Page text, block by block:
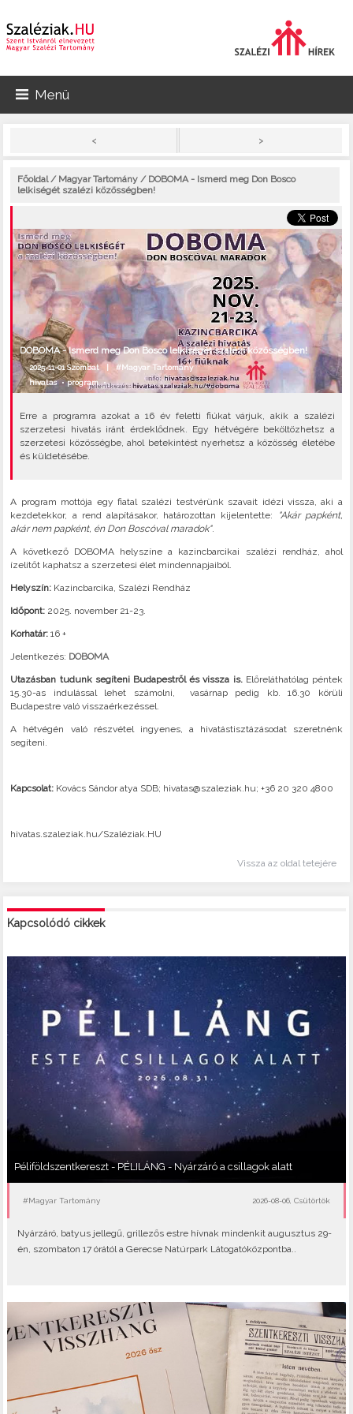
Menü
< >
Főoldal/ Magyar Tartomány / DOBOMA - Ismerd meg Don Bosco
lelkiségét szalézi közösségben!
DOBOMA - Ismerd meg Don Bosco lelkiségét szalézi közösségben!
2025-11-01 Szombat |#Magyar Tartomány
hivatas•program •
Erre a programra azokat a 16 év feletti fiúkat várjuk, akik a szalézi
szerzetesi hivatás iránt érdeklődnek. Egy hétvégére beköltözhetsz a
szerzetesi közösségbe, ahol betekintést nyerhetsz a közösség életébe
és küldetésébe.
A program mottója egy fiatal szalézi testvérünk szavait idézi vissza, aki a
kezdetekkor, a rend alapításakor, határozottan kijelentette:
"Akár papként,
akár nem papként, én Don Boscóval maradok".
A következő DOBOMA helyszíne a kazincbarcikai szalézi rendház, ahol
ízelítőt kaphatsz a szerzetesi élet mindennapjaiból.
Helyszín: Kazincbarcika, Szalézi Rendház
Időpont: 2025. november 21-23.
Korhatár: 16 +
Jelentkezés: DOBOMA
Utazásban tudunk segíteni Budapestről és vissza is.Előreláthatólag péntek
15.30-as indulással lehet számolni, vasárnap pedig kb. 16.30 körüli
Budapestre való visszaérkezéssel.
A hétvégén való részvétel ingyenes, a hivatástisztázásodat szeretnénk
segíteni.
Kapcsolat: Kovács Sándor atya SDB; hivatas@szaleziak.hu; +36 20 320 4800
hivatas.szaleziak.hu/Szaléziak.HU
Vissza az oldal tetejére
Kapcsolódó cikkek
Péliföldszentkereszt - PÉLILÁNG - Nyárzáró a csillagok alatt
#Magyar Tartomány 2026-08-06, Csütörtök
Nyárzáró, batyus jellegű, grillezős estre hívnak mindenkit augusztus 29-
én, szombaton 17 órától a Gerecse Natúrpark Látogatóközpontba..